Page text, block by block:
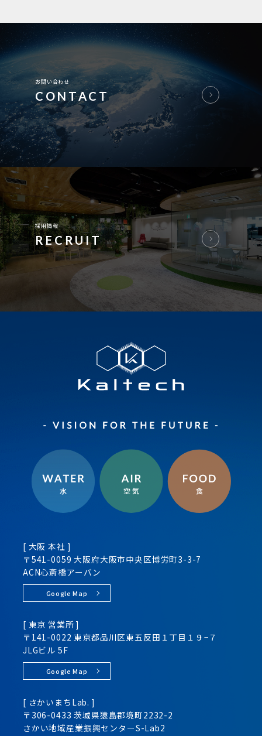
お問い合わせ
CONTACT
採用情報
RECRUIT
[ 大阪 本社 ]
〒541-0059 大阪府大阪市中央区博労町3-3-7
ACN心斎橋アーバン
Google Map
[ 東京 営業所 ]
〒141-0022 東京都品川区東五反田１丁目１９−７
JLGビル 5F
Google Map
[ さかいまちLab. ]
〒306-0433 茨城県猿島郡境町2232-2
さかい地域産業振興センターS-Lab2